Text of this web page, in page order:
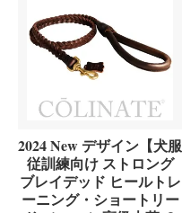
2024 New デザイン【犬服
従訓練向け ストロング
ブレイデッド ヒールトレ
ーニング・ショートリー